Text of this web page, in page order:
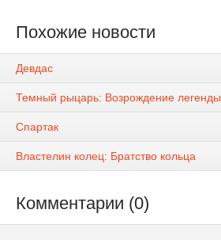
Похожие новости
Девдас
Темный рыцарь: Возрождение легенды
Спартак
Властелин колец: Братство кольца
Комментарии (0)